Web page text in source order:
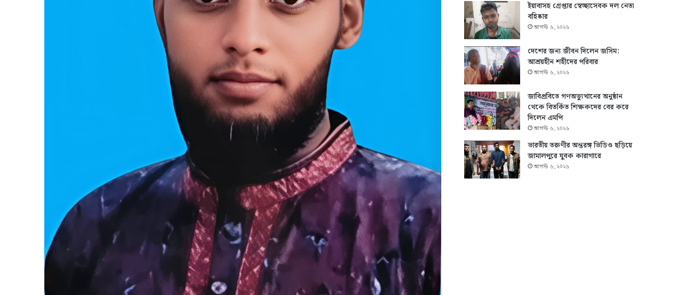
ইয়াবাসহ গ্রেপ্তার স্বেচ্ছাসেবক দল নেতা
বহিষ্কার
আগস্ট ৬, ২০২৬
দেশের জন্য জীবন দিলেন জসিম:
আশ্রয়হীন শহীদের পরিবার
আগস্ট ৬, ২০২৬
জাবিপ্রবিতে গণঅভ্যুত্থানের অনুষ্ঠান
থেকে বিতর্কিত শিক্ষকদের বের করে
দিলেন এমপি
আগস্ট ৬, ২০২৬
ভারতীয় তরুণীর অন্তরঙ্গ ভিডিও ছড়িয়ে
জামালপুরে যুবক কারাগারে
আগস্ট ৬, ২০২৬